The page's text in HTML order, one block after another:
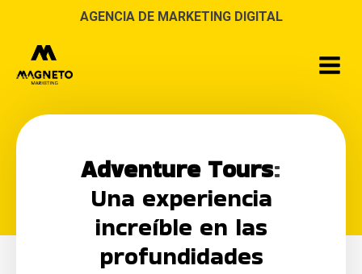
AGENCIA DE MARKETING DIGITAL
Adventure Tours:
Una experiencia
increíble en las
profundidades